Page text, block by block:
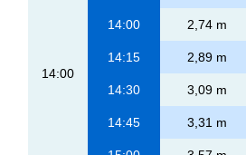
14:00
14:00 2,74 m
14:15 2,89 m
14:30 3,09 m
14:45 3,31 m